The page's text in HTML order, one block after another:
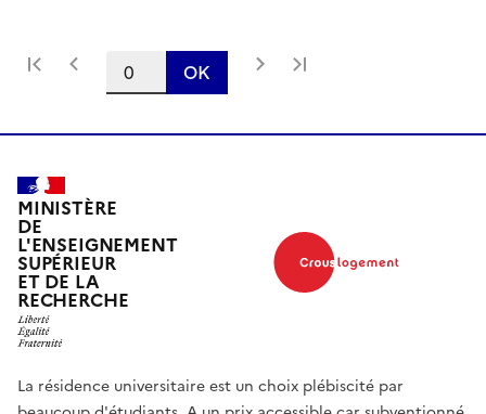
Première page
Page précédente
OK Page suivante
MINISTÈRE
DE
L'ENSEIGNEMENT
SUPÉRIEUR
ET DE LA
RECHERCHE
La résidence universitaire est un choix plébiscité par